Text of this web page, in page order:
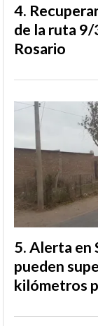
de la ruta
Rosario
Alerta en
pueden
kilómetros